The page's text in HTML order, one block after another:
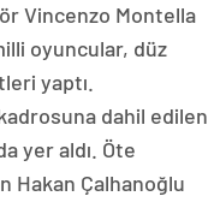
Vincenzo Montella
oyuncular, düz
yaptı.
dahil edilen
yer aldı. Öte
Hakan Çalhanoğlu